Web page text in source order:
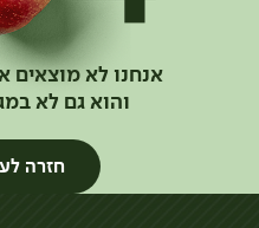
אנחנו לא
והוא גם לא
חזרה